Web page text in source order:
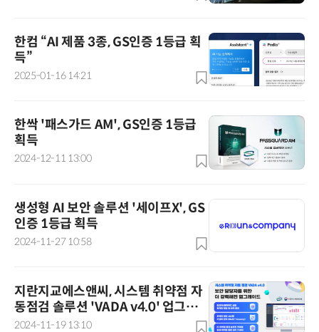
한컴 “AI 제품 3종, GS인증 1등급 획
득”
2025-01-16 14:21
한싹 '패스가드 AM', GS인증 1등급
획득
2024-12-11 13:00
생성형 AI 보안 솔루션 '세이프X', GS
인증 1등급 획득
2024-11-27 10:58
지란지교에스앤씨, 시스템 취약점 자
동점검 솔루션 'VADA v4.0' 업그레
이드…GS인증 1등급도 획득
2024-11-19 13:10